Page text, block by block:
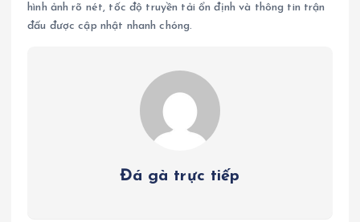
hình ảnh rõ nét, tốc độ truyền tải ổn định và thông tin trận
đấu được cập nhật nhanh chóng.
Đá gà trực tiếp